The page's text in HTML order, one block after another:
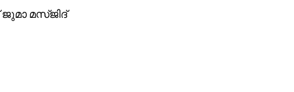
ജുമാ മസ്ജിദ്